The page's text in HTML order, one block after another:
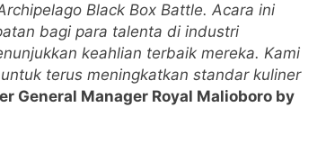
Black Box Battle. Acara ini
bagi para talenta di industri
keahlian terbaik mereka. Kami
terus meningkatkan standar kuliner
General Manager Royal Malioboro by